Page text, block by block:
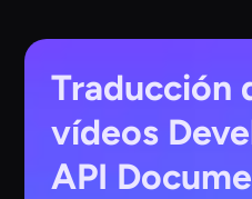
Traducción
vídeos
API